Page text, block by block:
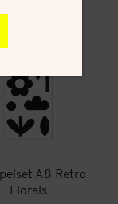
A8 Retro
Florals